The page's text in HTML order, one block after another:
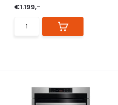
€1.199,-